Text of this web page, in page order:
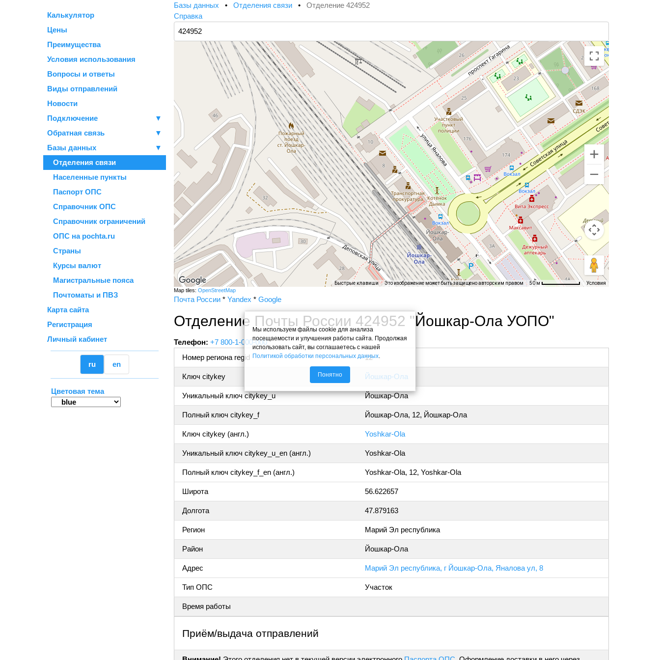
Калькулятор
Цены
Преимущества
Условия использования
Вопросы и ответы
Виды отправлений
Новости
Подключение
▼
Обратная связь
▼
Базы данных
▼
Отделения связи
Населенные пункты
Паспорт ОПС
Справочник ОПС
Справочник ограничений
ОПС на pochta.ru
Страны
Курсы валют
Магистральные пояса
Почтоматы и ПВЗ
Карта сайта
Регистрация
Личный кабинет
ru en
Цветовая тема
Базы данных • Отделения связи • Отделение 424952
Справка
Быстрые клавиши Это изображение может быть защищено авторским правом 50 м Условия
Map tiles: OpenStreetMap
Почта России * Yandex * Google
Отделение Почты России 424952 "Йошкар-Ола УОПО"
Телефон: +7 800-1-000-000
Номер региона regid
12
Ключ citykey Йошкар-Ола
Уникальный ключ citykey_u Йошкар-Ола
Полный ключ citykey_f Йошкар-Ола, 12, Йошкар-Ола
Ключ citykey (англ.) Yoshkar-Ola
Уникальный ключ citykey_u_en (англ.) Yoshkar-Ola
Полный ключ citykey_f_en (англ.) Yoshkar-Ola, 12, Yoshkar-Ola
Широта 56.622657
Долгота 47.879163
Регион Марий Эл республика
Район Йошкар-Ола
Адрес Марий Эл республика, г Йошкар-Ола, Яналова ул, 8
Тип ОПС Участок
Время работы
Приём/выдача отправлений
Мы используем файлы cookie для анализа
посещаемости и улучшения работы сайта. Продолжая
использовать сайт, вы соглашаетесь с нашей
Политикой обработки персональных данных.
Понятно